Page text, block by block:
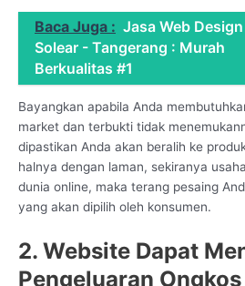
Baca Juga : Jasa Web
Solear - Tangerang : Murah
Berkualitas #1
Bayangkan apabila Anda
market dan terbukti tidak
dipastikan Anda akan beralih ke
halnya dengan laman, sekiranya
dunia online, maka terang pesaing
yang akan dipilih oleh konsumen.
2. Website Dapat
Pengeluaran Ongkos